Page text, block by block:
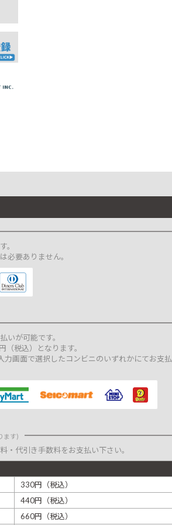
。
必要ありません。
いが可能です。
税込）となります。
力画面で選択したコンビニのいずれかにてお支払
ます)
・代引き手数料をお支払い下さい。
330円（税込）
440円（税込）
660円（税込）